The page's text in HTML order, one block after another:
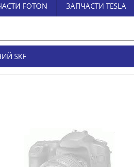
FOTON ЗАПЧАСТИ TESLA
SKF